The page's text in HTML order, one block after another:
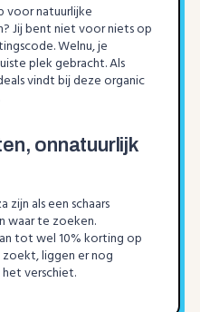
voor natuurlijke
Jij bent niet voor niets op
Welnu, je
plek gebracht. Als
vindt bij deze organic
onnatuurlijk
als een schaars
waar te zoeken.
tot wel 10% korting op
liggen er nog
verschiet.